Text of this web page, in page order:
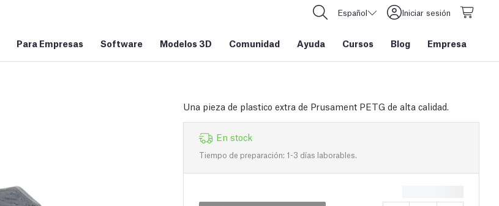
Español Iniciar sesión
Para Empresas Software Modelos 3D Comunidad Ayuda Cursos Blog Empresa
Una pieza de plastico extra de Prusament PETG de alta calidad.
En stock
Tiempo de preparación: 1-3 días laborables.